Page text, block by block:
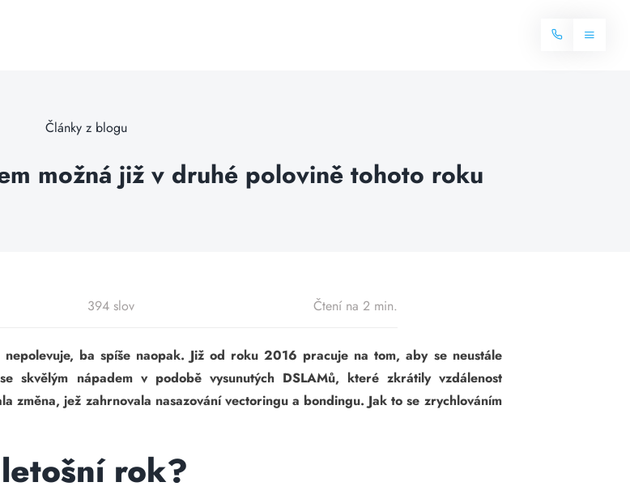
Toggle
Balíčky internetu
Články z blogu
možná již v druhé polovině tohoto roku
394 slov Čtení na 2 min.
ba spíše naopak. Již od roku 2016 pracuje na tom, aby se neustále
skvělým nápadem v podobě vysunutých DSLAMů, které zkrátily vzdálenost
změna, jež zahrnovala nasazování vectoringu a bondingu. Jak to se zrychlováním
rok?